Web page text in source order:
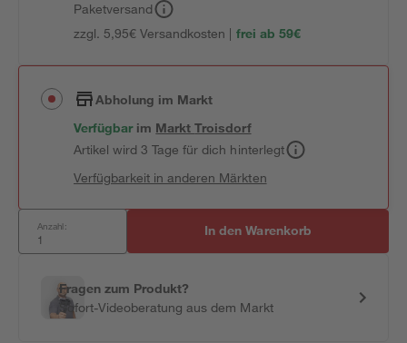
Paketversand
zzgl. 5,95€ Versandkosten | frei ab 59€
Abholung im Markt
Verfügbar im MarktTroisdorf
Artikel wird 3 Tage für dich hinterlegt
Verfügbarkeit in anderen Märkten
Anzahl: In den Warenkorb
Fragen zum Produkt?
Sofort-Videoberatung aus dem Markt